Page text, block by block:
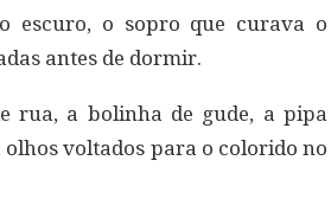
escuro, o sopro que curava o
antes de dormir.
rua, a bolinha de gude, a pipa
voltados para o colorido no